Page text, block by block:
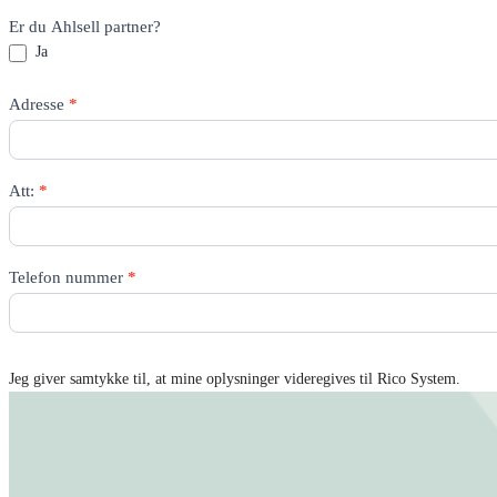
Er du Ahlsell partner?
Ja
Adresse *
Att: *
Telefon nummer *
Jeg giver samtykke til, at mine oplysninger videregives til Rico System.